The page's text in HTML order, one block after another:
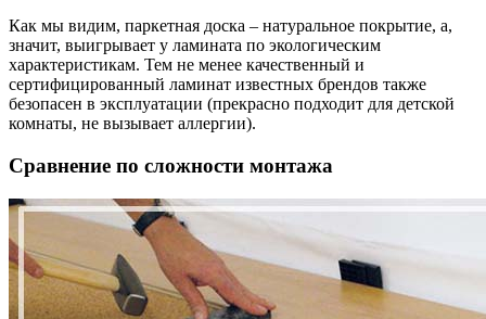
Как мы видим, паркетная доска – натуральное покрытие, а,
значит, выигрывает у ламината по экологическим
характеристикам. Тем не менее качественный и
сертифицированный ламинат известных брендов также
безопасен в эксплуатации (прекрасно подходит для детской
комнаты, не вызывает аллергии).
Сравнение по сложности монтажа